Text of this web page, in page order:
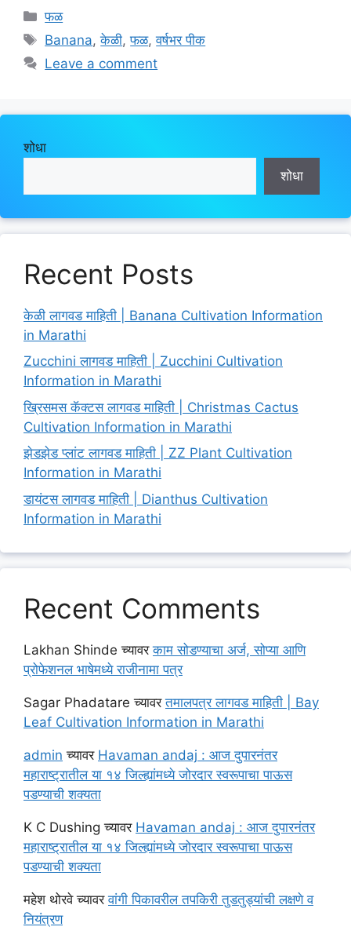
Categories
फळ
Tags
Banana,केळी,फळ,वर्षभर पीक
Leave a comment
शोधा
शोधा
Recent Posts
केळी लागवड माहिती | Banana Cultivation Information
in Marathi
Zucchini लागवड माहिती | Zucchini Cultivation
Information in Marathi
ख्रिसमस कॅक्टस लागवड माहिती | Christmas Cactus
Cultivation Information in Marathi
झेडझेड प्लांट लागवड माहिती | ZZ Plant Cultivation
Information in Marathi
डायंटस लागवड माहिती | Dianthus Cultivation
Information in Marathi
Recent Comments
Lakhan Shinde च्यावरकाम सोडण्याचा अर्ज, सोप्या आणि
प्रोफेशनल भाषेमध्ये राजीनामा पत्र
Sagar Phadatare च्यावरतमालपत्र लागवड माहिती | Bay
Leaf Cultivation Information in Marathi
admin च्यावर Havaman andaj : आज दुपारनंतर
महाराष्ट्रातील या १४ जिल्ह्यांमध्ये जोरदार स्वरूपाचा पाऊस
पडण्याची शक्यता
K C Dushing च्यावर Havaman andaj : आज दुपारनंतर
महाराष्ट्रातील या १४ जिल्ह्यांमध्ये जोरदार स्वरूपाचा पाऊस
पडण्याची शक्यता
महेश थोरवेच्यावरवांगी पिकावरील तपकिरी तुडतुड्यांची लक्षणे व
नियंत्रण